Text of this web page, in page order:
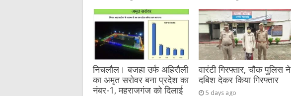
निचलौल। बजहा उर्फ अहिरौली
का अमृत सरोवर बना प्रदेश का
नंबर-1, महराजगंज को दिलाई
वारंटी गिरफ्तार, चौक पुलिस ने
दबिश देकर किया गिरफ्तार
5 days ago